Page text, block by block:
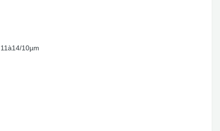
10µm